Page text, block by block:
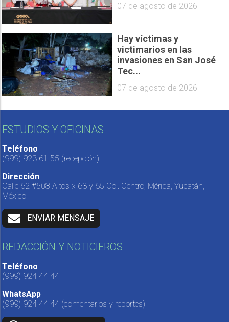
07 de agosto de 2026
Hay víctimas y
victimarios en las
invasiones en San José
Tec...
07 de agosto de 2026
ESTUDIOS Y OFICINAS
Teléfono
(999) 923 61 55 (recepción)
Dirección
Calle 62 #508 Altos x 63 y 65 Col. Centro, Mérida, Yucatán,
México.
ENVIAR MENSAJE
REDACCIÓN Y NOTICIEROS
Teléfono
(999) 924 44 44
WhatsApp
(999) 924 44 44 (comentarios y reportes)